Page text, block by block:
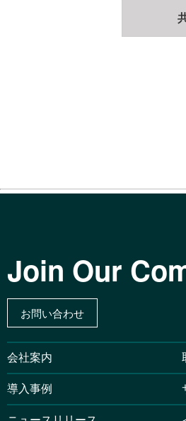
Join Our
お問い合わせ
会社案内
導入事例